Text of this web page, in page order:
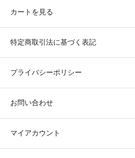
カートを見る
特定商取引法に基づく表記
プライバシーポリシー
お問い合わせ
マイアカウント